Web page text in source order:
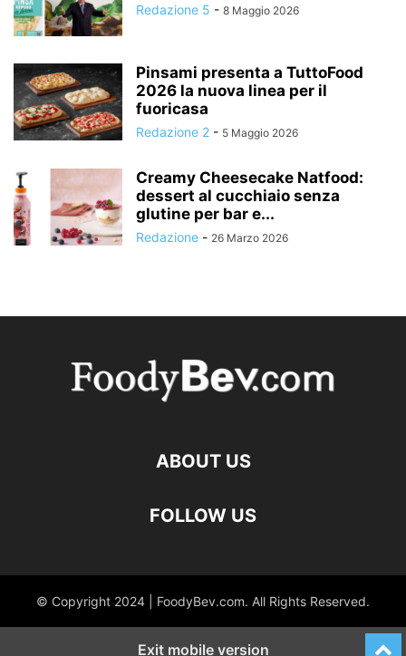
Redazione 5 - 8 Maggio 2026
Pinsami presenta a TuttoFood
2026 la nuova linea per il
fuoricasa
Redazione 2 - 5 Maggio 2026
Creamy Cheesecake Natfood:
dessert al cucchiaio senza
glutine per bar e...
Redazione - 26 Marzo 2026
ABOUT US
FOLLOW US
© Copyright 2024 | FoodyBev.com. All Rights Reserved.
Exit mobile version